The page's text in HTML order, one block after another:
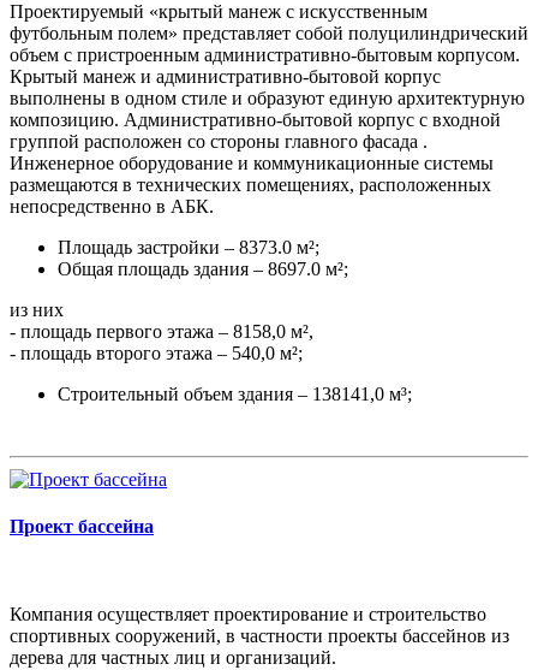
Проектируемый «крытый манеж с искусственным
футбольным полем» представляет собой полуцилиндрический
объем с пристроенным административно-бытовым корпусом.
Крытый манеж и административно-бытовой корпус
выполнены в одном стиле и образуют единую архитектурную
композицию. Административно-бытовой корпус с входной
группой расположен со стороны главного фасада .
Инженерное оборудование и коммуникационные системы
размещаются в технических помещениях, расположенных
непосредственно в АБК.
Площадь застройки – 8373.0 м²;
Общая площадь здания – 8697.0 м²;
из них
- площадь первого этажа – 8158,0 м²,
- площадь второго этажа – 540,0 м²;
Строительный объем здания – 138141,0 м³;
Проект бассейна
Компания осуществляет проектирование и строительство
спортивных сооружений, в частности проекты бассейнов из
дерева для частных лиц и организаций.